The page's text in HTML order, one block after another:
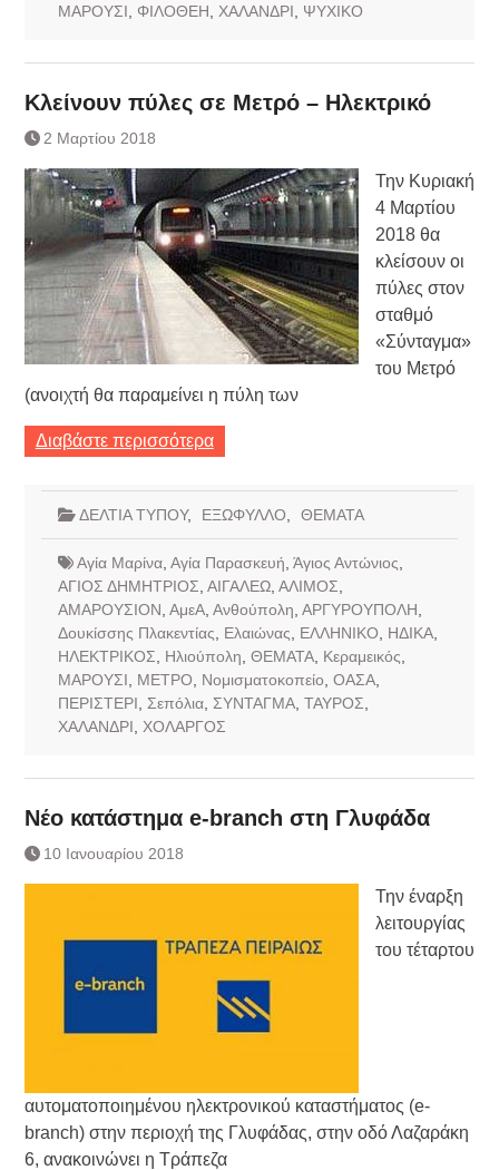
ΜΑΡΟΥΣΙ
ΦΙΛΟΘΕΗ ΧΑΛΑΝΔΡΙ ΨΥΧΙΚΟ
Κλείνουν πύλες σε Μετρό – Ηλεκτρικό
2 Μαρτίου 2018
Την Κυριακή
4 Μαρτίου
2018 θα
κλείσουν οι
πύλες στον
σταθμό
«Σύνταγμα»
του Μετρό
(ανοιχτή θα παραμείνει η πύλη των
Διαβάστε περισσότερα
ΔΕΛΤΙΑ ΤΥΠΟΥ, ΕΞΩΦΥΛΛΟ ΘΕΜΑΤΑ
Αγία Μαρίνα, Αγία Παρασκευή Άγιος Αντώνιος
ΑΓΙΟΣ ΔΗΜΗΤΡΙΟΣ ΑΙΓΑΛΕΩ, ΑΛΙΜΟΣ
ΑΜΑΡΟΥΣΙΟΝ ΑμεΑ, Ανθούπολη ΑΡΓΥΡΟΥΠΟΛΗ
Δουκίσσης Πλακεντίας
Ελαιώνας ΕΛΛΗΝΙΚΟ ΗΔΙΚΑ,
ΗΛΕΚΤΡΙΚΟΣ
Ηλιούπολη ΘΕΜΑΤΑ, Κεραμεικός
ΜΑΡΟΥΣΙ
ΜΕΤΡΟ Νομισματοκοπείο ΟΑΣΑ,
ΠΕΡΙΣΤΕΡΙ
Σεπόλια, ΣΥΝΤΑΓΜΑ, ΤΑΥΡΟΣ
ΧΑΛΑΝΔΡΙ
ΧΟΛΑΡΓΟΣ
Νέο κατάστημα e-branch στη Γλυφάδα
10 Ιανουαρίου 2018
Την έναρξη
λειτουργίας
του τέταρτου
αυτοματοποιημένου ηλεκτρονικού καταστήματος (e-
branch) στην περιοχή της Γλυφάδας, στην οδό Λαζαράκη
6, ανακοινώνει η Τράπεζα